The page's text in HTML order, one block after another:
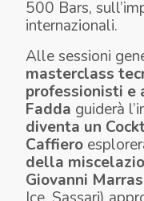
500 Bars,
internazionali.
Alle sessioni
masterclass
professionisti e
Fadda guiderà
diventa un
Caffiero
della
Giovanni